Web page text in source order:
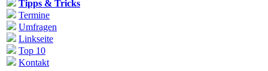
Tipps & Tricks
Termine
Umfragen
Linkseite
Top 10
Kontakt